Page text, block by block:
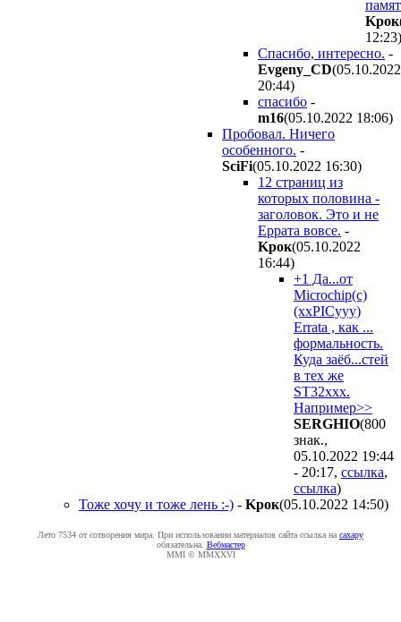
Kpoк
12:23)
Спасибо, интересно. -
Evgeny_CD(05.10.2022
20:44)
спасибо -
m16(05.10.2022 18:06)
Пробовал. Ничего
особенного. -
SciFi(05.10.2022 16:30)
12 страниц из
которых половина -
заголовок. Это и не
Еррата вовсе. -
Kpoк(05.10.2022
16:44)
+1 Да...от
Microchip(с)
(xxPICyyy)
Erratа , как ...
формальность.
Куда заёб...стей
в тех же
ST32xxx.
Например>>
SERGHIO(800
знак.,
05.10.2022 19:44
- 20:17, ссылка,
ссылка)
Тоже хочу и тоже лень :-) - Kpoк(05.10.2022 14:50)
Лето 7534 от сотворения мира. При использовании материалов сайта ссылка на caxapу
обязательна. Вебмастер
MMI © MMXXVI